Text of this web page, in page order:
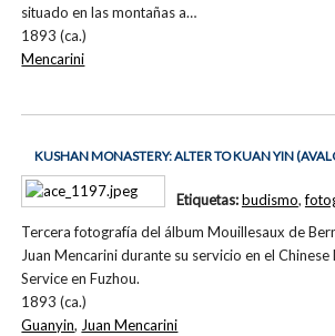
situado en las montañas a…
1893 (ca.)
Mencarini
KUSHAN MONASTERY: ALTER TO KUAN YIN
Tercera fotografía del álbum Mouillesaux de
Juan Mencarini durante su servicio en el
Service en Fuzhou.
1893 (ca.)
Etiquetas:budismo,
Guanyin, Juan Mencarini